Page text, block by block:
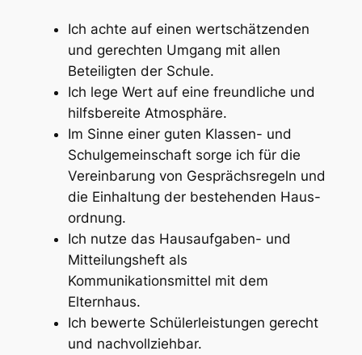
Ich achte auf einen wertschätzenden
und gerechten Umgang mit allen
Beteiligten der Schule.
Ich lege Wert auf eine freundliche und
hilfsbereite Atmosphäre.
Im Sinne einer guten Klassen- und
Schulgemeinschaft sorge ich für die
Vereinbarung von Gesprächsregeln und
die Einhaltung der bestehenden Haus-
ordnung.
Ich nutze das Hausaufgaben- und
Mitteilungsheft als
Kommunikationsmittel mit dem
Elternhaus.
Ich bewerte Schülerleistungen gerecht
und nachvollziehbar.